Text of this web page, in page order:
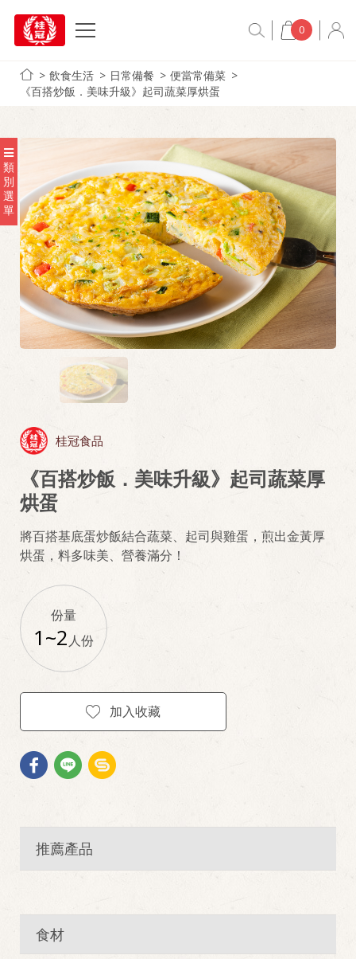
0
飲食生活 日常備餐
便當常備菜
《百搭炒飯．美味升級》起司蔬菜厚烘蛋
類
別
選
單
桂冠食品
《百搭炒飯．美味升級》起司蔬菜厚
烘蛋
將百搭基底蛋炒飯結合蔬菜、起司與雞蛋，煎出金黃厚
烘蛋，料多味美、營養滿分！
份量
1~2人份
加入收藏
推薦產品
食材